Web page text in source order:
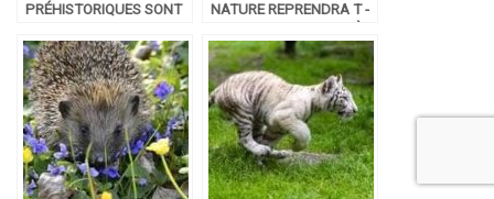
PRÉHISTORIQUES SONT
NATURE REPRENDRA T -
LE CONFINEMENT ?